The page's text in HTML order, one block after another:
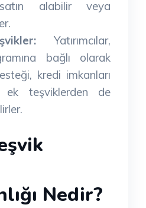
alabilir veya
Yatırımcılar,
bağlı olarak
kredi imkanları
teşviklerden de
Nedir?